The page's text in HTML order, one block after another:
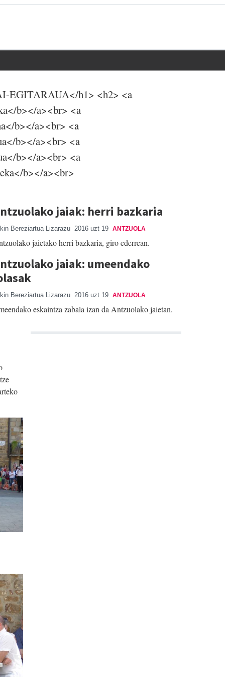
EGITARAUA</h1> <h2> <a
b></a><br> <a
b></a><br> <a
b></a><br> <a
b></a><br> <a
b></a><br>
jaiak: herri bazkaria
Bereziartua Lizarazu 2016 uzt 19 ANTZUOLA
jaietako herri bazkaria, giro ederrean.
jaiak: umeendako
Bereziartua Lizarazu 2016 uzt 19 ANTZUOLA
eskaintza zabala izan da Antzuolako jaietan.